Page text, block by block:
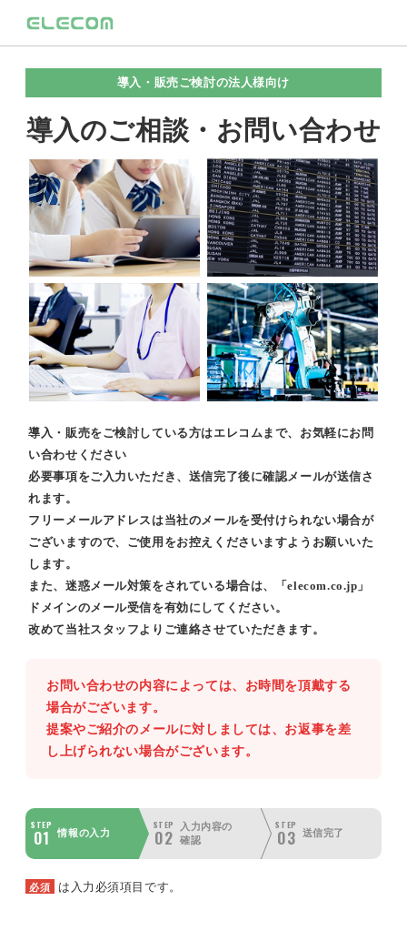
導入・販売ご検討の法人様向け
導入のご相談・お問い合わせ
導入・販売をご検討している方はエレコムまで、お気軽にお問
い合わせください
必要事項をご入力いただき、送信完了後に確認メールが送信さ
れます。
フリーメールアドレスは当社のメールを受付けられない場合が
ございますので、ご使用をお控えくださいますようお願いいた
します。
また、迷惑メール対策をされている場合は、「elecom.co.jp」
ドメインのメール受信を有効にしてください。
改めて当社スタッフよりご連絡させていただきます。
お問い合わせの内容によっては、お時間を頂戴する
場合がございます。
提案やご紹介のメールに対しましては、お返事を差
し上げられない場合がございます。
STEP
01 情報の入力
STEP
02
入力内容の
確認
STEP
03 送信完了
必須 は入力必須項目です。